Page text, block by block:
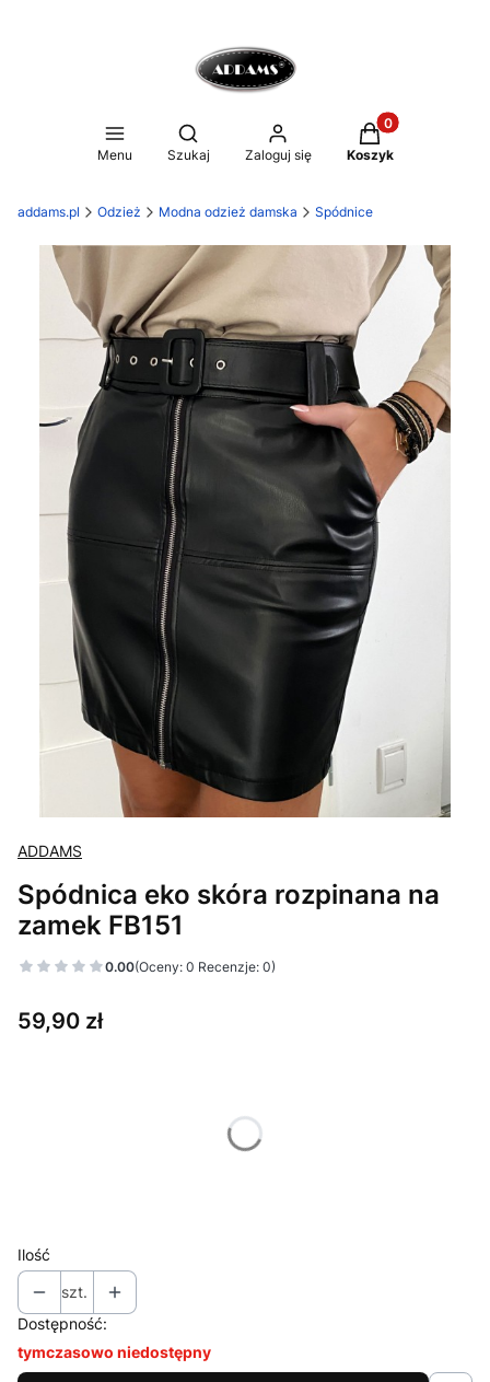
Menu
Otwórz wyszukiwarkę
Szukaj Zaloguj się
Produkty w
Koszyk
addams.pl Odzież Modna odzież damska Spódnice
ADDAMS
Spódnica eko skóra rozpinana na
zamek FB151
0.00(Oceny: 0 Recenzje: 0)
Cena
59,90 zł
Poszczególne warianty mogą różnić się ceną
Ilość
szt.
Dostępność:
tymczasowo niedostępny